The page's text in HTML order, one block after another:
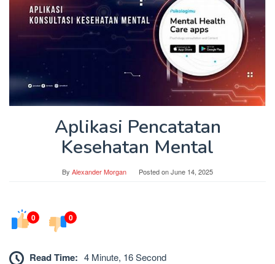
Aplikasi Pencatatan
Kesehatan Mental
By Alexander Morgan Posted onJune 14, 2025
0 0
Read Time: 4 Minute, 16 Second